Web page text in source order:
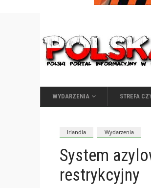
WYDARZENIA STREFA
Irlandia Wydarzenia
System
restrykcyjny